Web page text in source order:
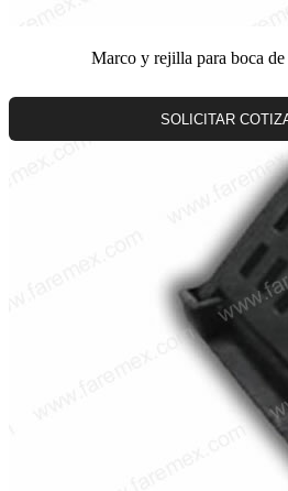
Marco y rejilla para boca